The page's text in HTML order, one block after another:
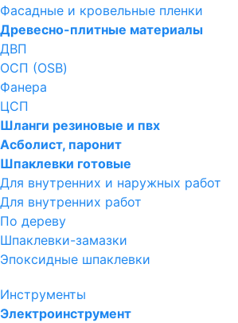
Фасадные и кровельные пленки
Древесно-плитные материалы
ДВП
ОСП (OSB)
Фанера
ЦСП
Шланги резиновые и пвх
Асболист, паронит
Шпаклевки готовые
Для внутренних и наружных работ
Для внутренних работ
По дереву
Шпаклевки-замазки
Эпоксидные шпаклевки
Инструменты
Электроинструмент